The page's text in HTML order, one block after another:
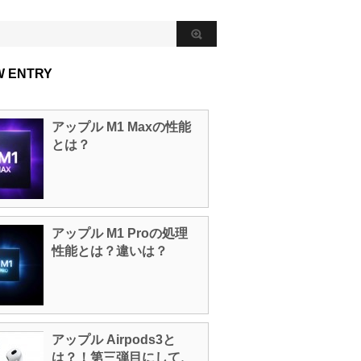
ENTRY
アップル M1 Maxの性能
とは？
アップル M1 Proの処理
性能とは？違いは？
アップル Airpods3と
は？！第三弾目にして、